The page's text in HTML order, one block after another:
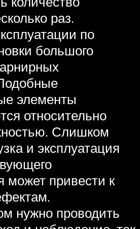
раз.
по
большого
элементы
относительно
Слишком
и эксплуатация
может привести к
нужно проводить